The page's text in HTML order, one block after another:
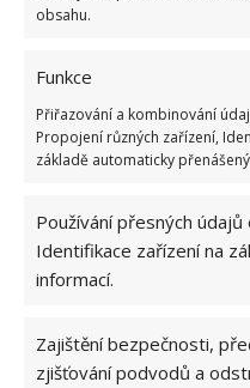
obsahu.
Funkce
Přiřazování a kombinování
Propojení různých zařízení,
základě automaticky
Používání přesných
Identifikace zařízení na
informací.
Zajištění bezpečnosti,
zjišťování podvodů a
BYDLENÍ
Přidejte svůj názor